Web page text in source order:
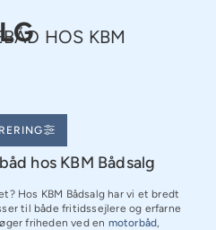
HOS KBM
hos KBM Bådsalg
Hos KBM Bådsalg har vi et bredt
til både fritidssejlere og erfarne
friheden ved en motorbåd,